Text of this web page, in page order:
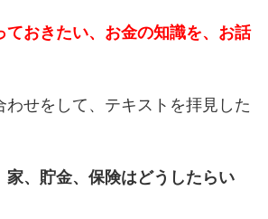
ておきたい、お金の知識を、お話
わせをして、テキストを拝見した
家、貯金、保険はどうしたらい